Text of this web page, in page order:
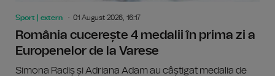
Sport | extern 01 August 2026, 16:17
România cucerește 4 medalii în prima zi a
Europenelor de la Varese
Simona Radiș și Adriana Adam au câștigat medalia de